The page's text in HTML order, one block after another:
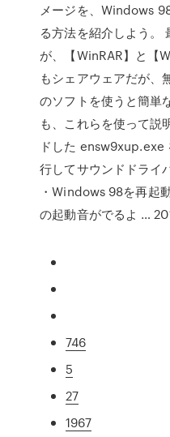
メージを、Windows
る方法を紹介しよう。
が、【WinRAR】と【
もシェアウェアだが、
のソフトを使うと簡単
も、これらを使って説
ドした
行してサウンドドライ
・Windows 98を再起
の起動音がでるよ …
746
5
27
1967